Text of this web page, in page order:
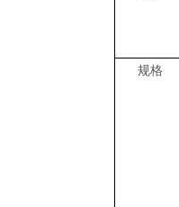
规格